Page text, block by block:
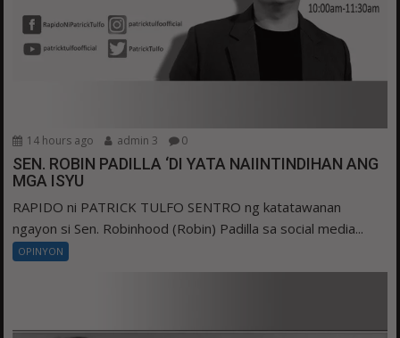
14 hours ago admin 3 0
SEN. ROBIN PADILLA ‘DI YATA NAIINTINDIHAN ANG
MGA ISYU
RAPIDO ni PATRICK TULFO SENTRO ng katatawanan
ngayon si Sen. Robinhood (Robin) Padilla sa social media...
OPINYON